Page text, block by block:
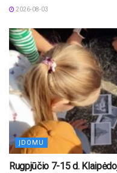
2026-08-03
ĮDOMU
Rugpjūčio 7-15 d.